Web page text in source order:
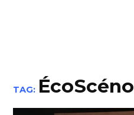
TAG: ÉcoScéno